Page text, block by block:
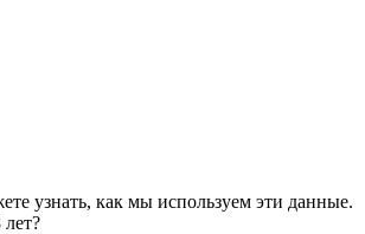
узнать, как мы используем эти данные.